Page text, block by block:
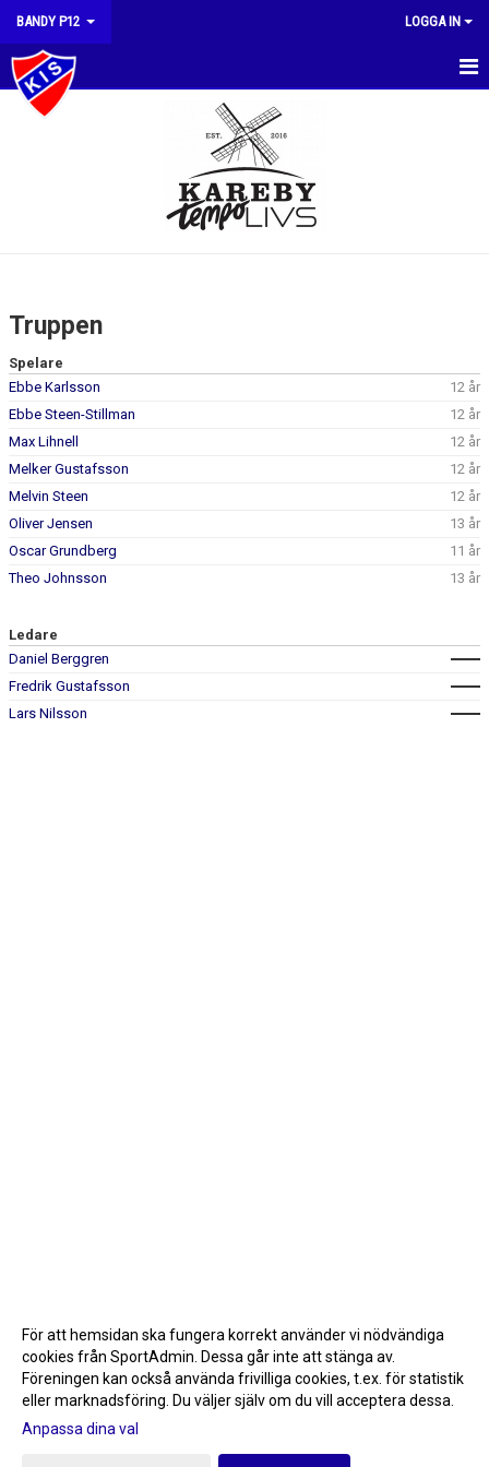
BANDY P12 LOGGA IN
HEM
BILDGALLERI
DOKUMENT
KONTAKT
Truppen
Spelare
Ebbe Karlsson
12 år
Ebbe Steen-Stillman
12 år
Max Lihnell
12 år
Melker Gustafsson
12 år
Melvin Steen
12 år
Oliver Jensen
13 år
Oscar Grundberg
11 år
Theo Johnsson
13 år
Ledare
Daniel Berggren
Fredrik Gustafsson
Lars Nilsson
Gå till Webbversion
För att hemsidan ska fungera korrekt använder vi nödvändiga
cookies från SportAdmin. Dessa går inte att stänga av.
Föreningen kan också använda frivilliga cookies, t.ex. för statistik
eller marknadsföring. Du väljer själv om du vill acceptera dessa.
Anpassa dina val